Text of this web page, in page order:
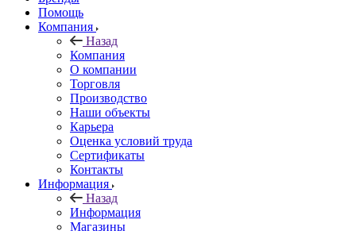
Помощь
Компания
Назад
Компания
О компании
Торговля
Производство
Наши объекты
Карьера
Оценка условий труда
Сертификаты
Контакты
Информация
Назад
Информация
Магазины